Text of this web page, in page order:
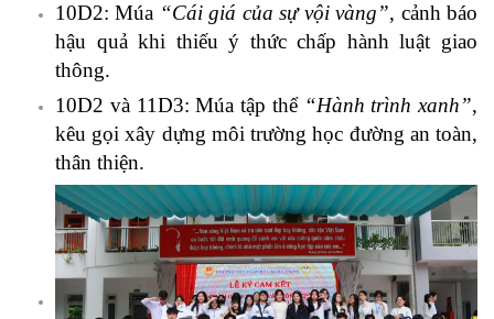
10D2: Múa “Cái giá của sự vội vàng”, cảnh báo
hậu quả khi thiếu ý thức chấp hành luật giao
thông.
10D2 và 11D3: Múa tập thể “Hành trình xanh”,
kêu gọi xây dựng môi trường học đường an toàn,
thân thiện.